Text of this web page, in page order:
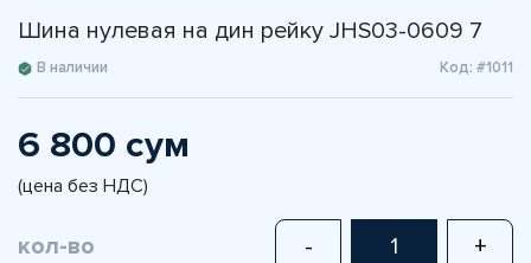
Шина нулевая на дин рейку JHS03-0609 7
В наличии Код: #1011
6 800 сум
(цена без НДС)
кол-во - +